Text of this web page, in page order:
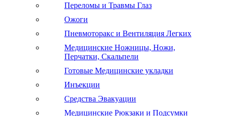
Переломы и Травмы Глаз
Ожоги
Пневмоторакс и Вентиляция Легких
Медицинские Ножницы, Ножи,
Перчатки, Скальпели
Готовые Медицинские укладки
Инъекции
Средства Эвакуации
Медицинские Рюкзаки и Подсумки